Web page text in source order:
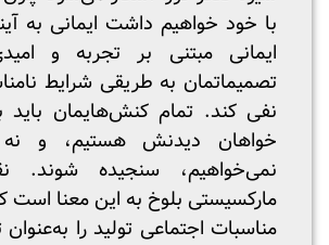
با خود خواهیم داشت ایمانی به
ایمانی مبتنی بر تجربه و
تصمیماتمان به طریقی شرایط
نفی کند. تمام کنش‌هایمان باید
خواهان دیدنش هستیم، و نه
نمی‌خواهیم، سنجیده شوند.
مارکسیستی بلوخ به این معنا است
مناسبات اجتماعی تولید را